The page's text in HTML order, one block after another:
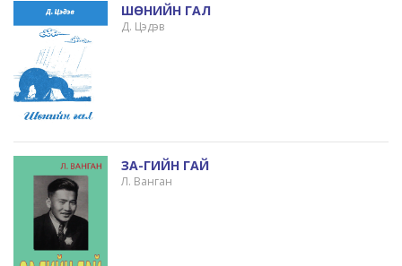
ШӨНИЙН ГАЛ
Д. Цэдэв
ЗА-ГИЙН ГАЙ
Л. Ванган